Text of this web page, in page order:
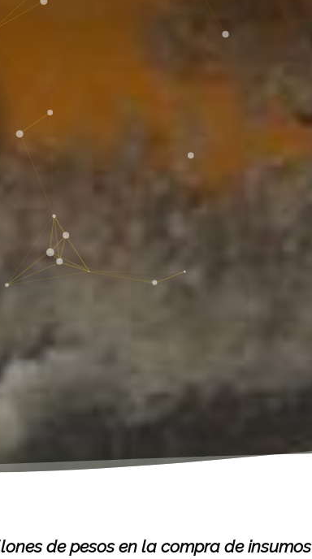
de pesos en la compra de insumos